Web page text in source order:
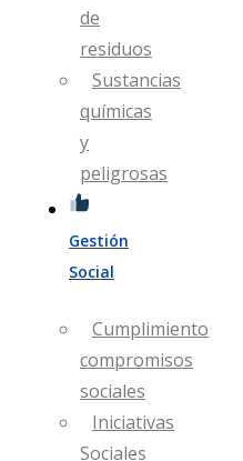
de
residuos
Sustancias
químicas
y
peligrosas
Gestión
Social
Cumplimiento
compromisos
sociales
Iniciativas
Sociales